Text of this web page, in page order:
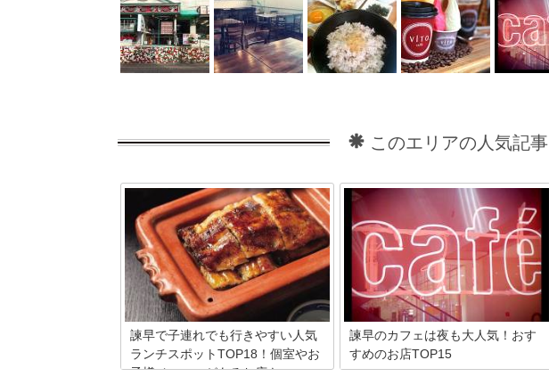
このエリアの人気記事
諫早で子連れでも行きやすい人気
ランチスポットTOP18！個室やお
子様メニューがあるお店も
諫早のカフェは夜も大人気！おす
すめのお店TOP15